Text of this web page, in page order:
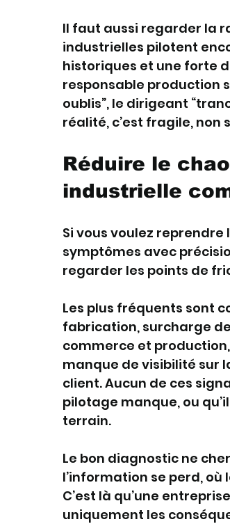
Il faut aussi regarder la
industrielles pilotent
historiques et une forte
responsable production
oublis”, le dirigeant
réalité, c’est fragile,
Réduire le
industrielle
Si vous voulez
symptômes avec
regarder les points de
Les plus fréquents sont
fabrication, surcharge
commerce et
manque de visibilité sur
client. Aucun de ces
pilotage manque, ou
terrain.
Le bon diagnostic ne
l’information se perd,
C’est là qu’une
uniquement les